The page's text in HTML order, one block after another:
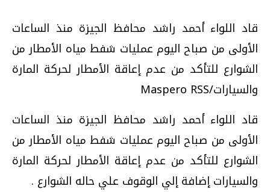
قاد اللواء أحمد راشد محافظ الجيزة منذ الساعات
الأولى من صباح اليوم عمليات شفط مياه الأمطار من
الشوارع للتأكد من عدم إعاقة الأمطار لحركة المارة
والسيارات/Maspero RSS
قاد اللواء أحمد راشد محافظ الجيزة منذ الساعات
الأولى من صباح اليوم عمليات شفط مياه الأمطار من
الشوارع للتأكد من عدم إعاقة الأمطار لحركة المارة
والسيارات إضافة إلي الوقوف علي حاله الشوارع .